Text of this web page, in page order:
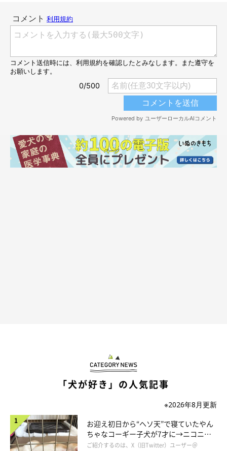
いつの間にか、あと一息の距離に！
飼い主さん：
「テディの食べない分を下に置いておくとイヴが全部食べてしま
うので、このときはテディの椅子の上に置いておきました。ママ
のほうを気にしながら、ステップを1段ずつゆっくり上がってご
ろくてかわいくて、『頑張って我慢していてえらいね』って思い
ました」
「犬が好き」の人気記事
※2026年8月更新
お迎え初日から“ヘソ天”で寝ていたやん
ちゃなコーギー子犬が7才に→ニコニ
コ“コーギースマイル”が魅力のコに成
ご紹介するのは、X（旧Twitter）ユーザー＠